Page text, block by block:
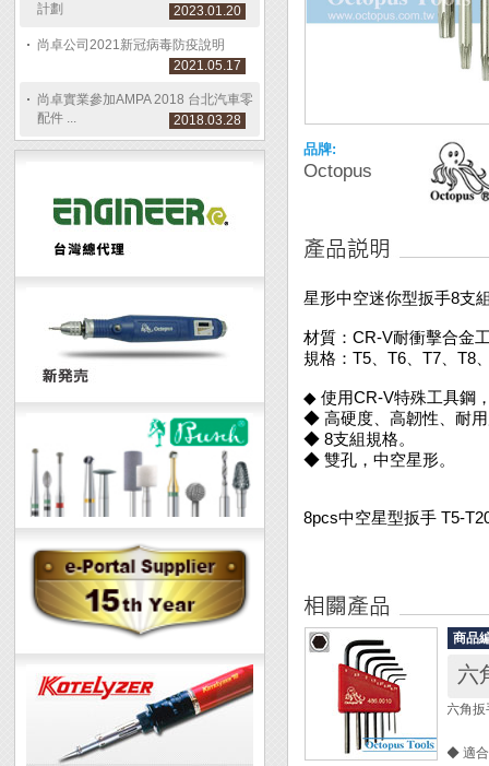
計劃
2023.01.20
尚卓公司2021新冠病毒防疫說明
2021.05.17
尚卓實業參加AMPA 2018 台北汽車零
配件 ...
2018.03.28
品牌:
Octopus
星形中空迷你型扳手8支
材質：CR-V耐衝擊合金
規格：T5、T6、T7、T8
◆ 使用CR-V特殊工具鋼
◆ 高硬度、高韌性、耐
◆ 8支組規格。
◆ 雙孔，中空星形。
8pcs中空星型扳手 T5-
商品
六
六角
◆ 適合